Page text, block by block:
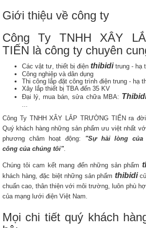
Giới thiệu về công ty
Công Ty TNHH XÂY
TIẾN là công ty chuyên
Các vật tư, thiết bị điện thibiditrung - hạ
Công nghiệp và dân dụng
Thi công lắp đặt công trình điện trung - hạ
Xây lắp thiết bị TBA đến 35 KV
Đại lý, mua bán, sửa chữa MBA:
Công Ty TNHH XÂY LẮP TRƯỜNG TIẾN ra
Quý khách hàng những sản phẩm ưu việt nhất
phương châm hoạt động: "Sự hài lòng của
công của chúng tôi".
Chúng tôi cam kết mang đến những sản phẩm
khách hàng, đặc biệt những sản phẩm thibidi
chuẩn cao, thân thiện với môi trường, luôn phù
của mạng lưới điện Việt Nam.
Mọi chi tiết quý khách